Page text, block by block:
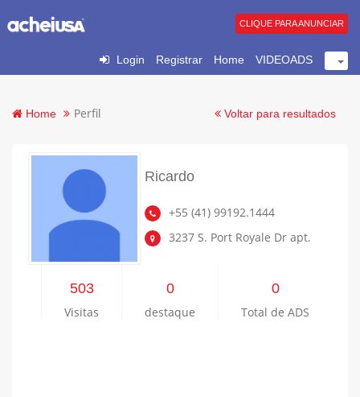
Login Registrar Home VIDEOADS
CLIQUE PARA ANUNCIAR
Home Perfil Voltar para resultados
Ricardo
+55 (41) 99192.1444
3237 S. Port Royale Dr apt.
503
Visitas
0
destaque
0
Total de ADS